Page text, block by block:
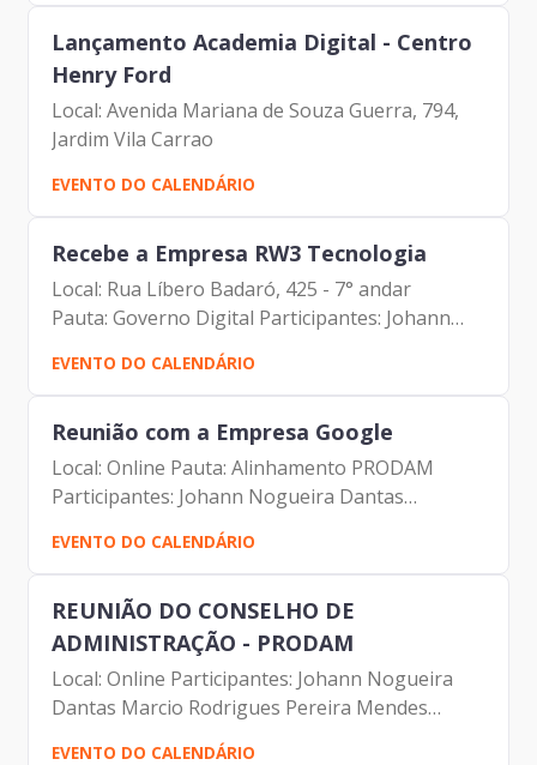
Cobra (Secretário...
Lançamento Academia Digital - Centro
Henry Ford
Local: Avenida Mariana de Souza Guerra, 794,
Jardim Vila Carrao
EVENTO DO CALENDÁRIO
Recebe a Empresa RW3 Tecnologia
Local: Rua Líbero Badaró, 425 - 7° andar
Pauta: Governo Digital Participantes: Johann
Nogueira Dantas (Prodam) Roberto Florentino
(RW3 Tecnologia) Laura de Paula (RW3
Tecnologia) Diogo (RW3...
EVENTO DO CALENDÁRIO
Reunião com a Empresa Google
Local: Online Pauta: Alinhamento PRODAM
Participantes: Johann Nogueira Dantas
(Prodam) Marcelo Aires Antonelli (Prodam) João
Poço (Google) Carlos Poço (Google) Eduardo
Brangeli (Google) Thiago...
EVENTO DO CALENDÁRIO
REUNIÃO DO CONSELHO DE
ADMINISTRAÇÃO - PRODAM
Local: Online Participantes: Johann Nogueira
Dantas Marcio Rodrigues Pereira Mendes
Carolina Magnani Hiromoto Fernando Josenias
EVENTO DO CALENDÁRIO